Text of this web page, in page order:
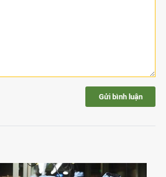
Gửi bình luận